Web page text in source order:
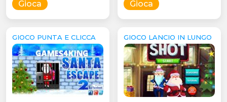
Gioca Gioca
GIOCO PUNTA E CLICCA GIOCO LANCIO IN LUNGO